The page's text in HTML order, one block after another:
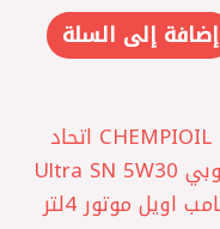
إضافة إلى السلة